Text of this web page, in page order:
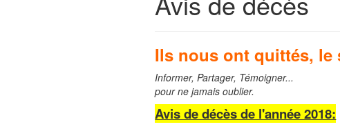
Ils nous ont quittés, le
Informer, Partager, Témoigner...
pour ne jamais oublier.
Avis de décès de l'année 2018: